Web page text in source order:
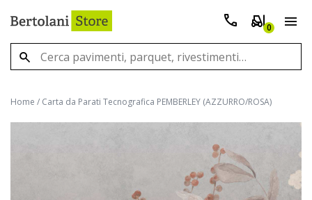
0
Home / Carta da Parati Tecnografica PEMBERLEY (AZZURRO/ROSA)